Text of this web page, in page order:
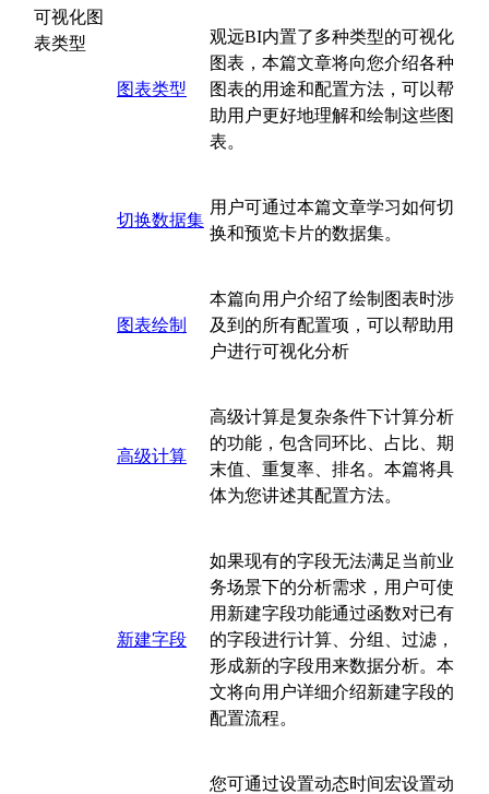
可视化图
表类型
图表类型
观远BI内置了多种类型的可视化
图表，本篇文章将向您介绍各种
图表的用途和配置方法，可以帮
助用户更好地理解和绘制这些图
表。
切换数据集
用户可通过本篇文章学习如何切
换和预览卡片的数据集。
图表绘制
本篇向用户介绍了绘制图表时涉
及到的所有配置项，可以帮助用
户进行可视化分析
高级计算
高级计算是复杂条件下计算分析
的功能，包含同环比、占比、期
末值、重复率、排名。本篇将具
体为您讲述其配置方法。
新建字段
如果现有的字段无法满足当前业
务场景下的分析需求，用户可使
用新建字段功能通过函数对已有
的字段进行计算、分组、过滤，
形成新的字段用来数据分析。本
文将向用户详细介绍新建字段的
配置流程。
您可通过设置动态时间宏设置动